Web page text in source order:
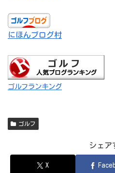
にほんブログ村
ゴルフランキング
ゴルフ
シェア
X